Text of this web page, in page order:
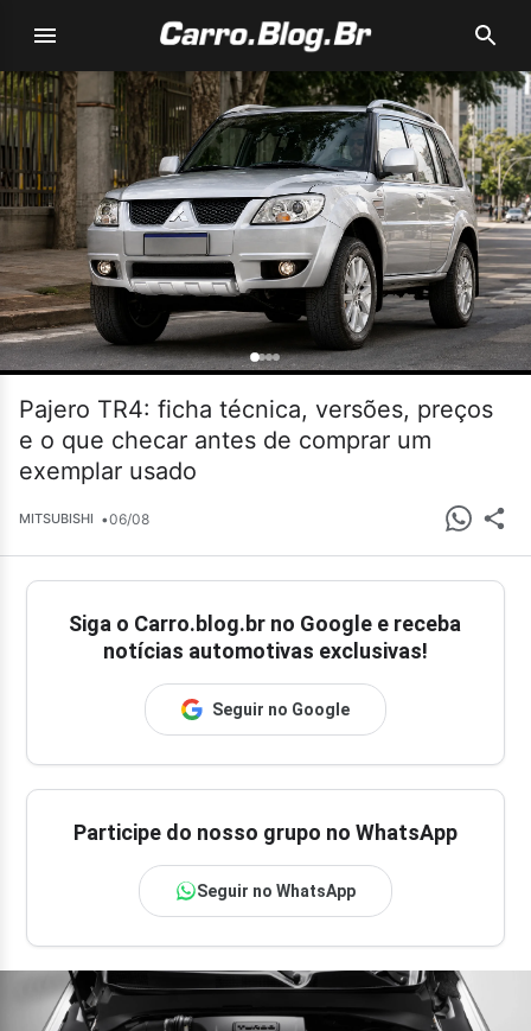
Pajero TR4: ficha técnica, versões, preços
e o que checar antes de comprar um
exemplar usado
MITSUBISHI •06/08
Siga o Carro.blog.br no Google e receba
notícias automotivas exclusivas!
Seguir no Google
Participe do nosso grupo no WhatsApp
Seguir no WhatsApp